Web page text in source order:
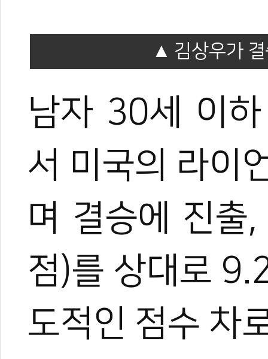
김상우가
남자 30세 이
서 미국의 라이
며 결승에 진출
점)를 상대로
도적인 점수 차